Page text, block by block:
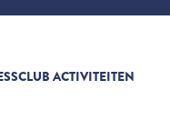
ACTIVITEITEN